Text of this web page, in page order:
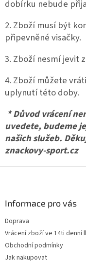
dobírku nebude
2. Zboží musí být
připevněné visačky.
3. Zboží nesmí jevit
4. Zboží můžete
uplynutí této doby.
* Důvod vrácení
uvedete, budeme
našich služeb.
znackovy-sport.cz
Informace pro vás
Doprava
Vrácení zboží ve 14ti denní
Obchodní podmínky
Jak nakupovat